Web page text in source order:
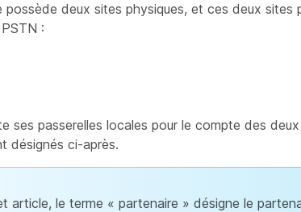
possède deux sites physiques, et ces deux sites
:
ses passerelles locales pour le compte des
désignés ci-après.
article, le terme « partenaire » désigne le